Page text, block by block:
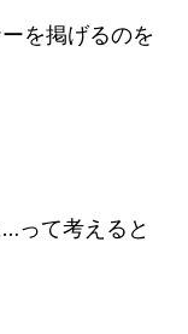
を掲げるのを
って考えると